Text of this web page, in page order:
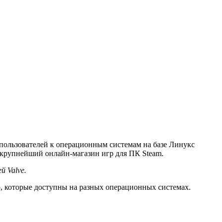
к операционным системам на базе Линукс
онлайн-магазин игр для ПК Steam.
Valve.
доступны на разных операционных системах.